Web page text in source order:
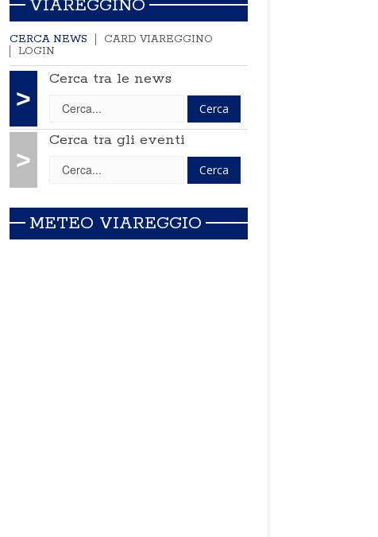
VIAREGGINO
CERCA NEWS
CARD VIAREGGINO
LOGIN
>
Cerca tra le news
>
Cerca tra gli eventi
METEO VIAREGGIO